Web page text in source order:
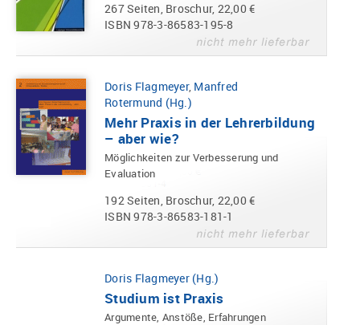
267 Seiten, Broschur, 22,00 €
ISBN 978-3-86583-195-8
Doris Flagmeyer, Manfred
Rotermund (Hg.)
Mehr Praxis in der Lehrerbildung
– aber wie?
Möglichkeiten zur Verbesserung und
Evaluation
192 Seiten, Broschur, 22,00 €
ISBN 978-3-86583-181-1
Doris Flagmeyer (Hg.)
Studium ist Praxis
Argumente, Anstöße, Erfahrungen